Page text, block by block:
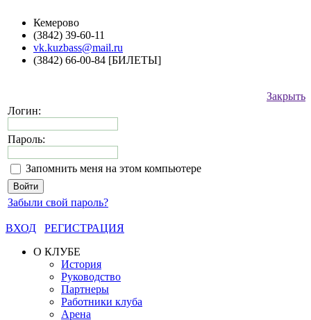
Кемерово
(3842) 39-60-11
vk.kuzbass@mail.ru
(3842) 66-00-84 [БИЛЕТЫ]
Закрыть
Логин:
Пароль:
Запомнить меня на этом компьютере
Забыли свой пароль?
ВХОД
РЕГИСТРАЦИЯ
О КЛУБЕ
История
Руководство
Партнеры
Работники клуба
Арена